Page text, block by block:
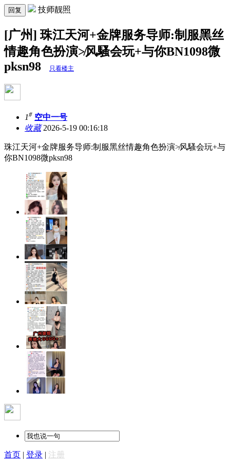
回复 技师靓照
[广州] 珠江天河+金牌服务导师:制服黑丝
情趣角色扮演≯风騷会玩+与你BN1098微
pksn98
只看楼主
1# 空中一号
收藏2026-5-19 00:16:18
珠江天河+金牌服务导师:制服黑丝情趣角色扮演≯风騷会玩+与
你BN1098微pksn98
首页 | 登录 | 注册